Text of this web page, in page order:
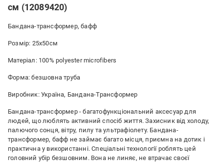
см (12089420)
Бандана-трансформер, бафф
Розмір: 25х50см
Матеріал: 100% polyester microfibers
Форма: безшовна труба
Виробник: Україна, Бандана-Трансформер
Бандана-трансформер - багатофункціональний аксесуар для
людей, що люблять активний спосіб життя. Захисник від холоду,
палючого сонця, вітру, пилу та ультрафіолету. Бандана-
трансформер, бафф не займає багато місця, приємна на дотик і
практична у використанні. Спеціальні технології роблять цей
головний убір безшовним. Вона не линяє, не втрачає своєї